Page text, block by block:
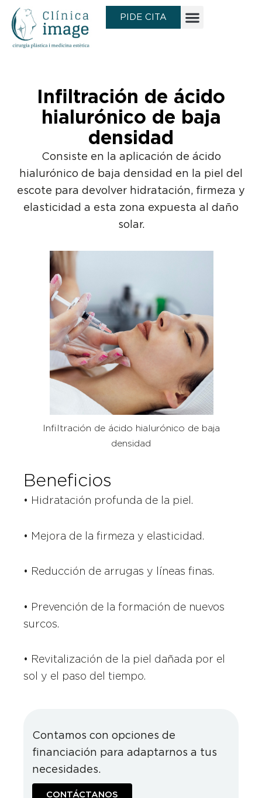
contenido
PIDE CITA
Infiltración de ácido
hialurónico de baja
densidad
Consiste en la aplicación de ácido
hialurónico de baja densidad en la piel del
escote para devolver hidratación, firmeza y
elasticidad a esta zona expuesta al daño
solar.
Infiltración de ácido hialurónico de baja
densidad
Beneficios
• Hidratación profunda de la piel.
• Mejora de la firmeza y elasticidad.
• Reducción de arrugas y líneas finas.
• Prevención de la formación de nuevos
surcos.
• Revitalización de la piel dañada por el
sol y el paso del tiempo.
Contamos con opciones de
financiación para adaptarnos a tus
necesidades.
CONTÁCTANOS